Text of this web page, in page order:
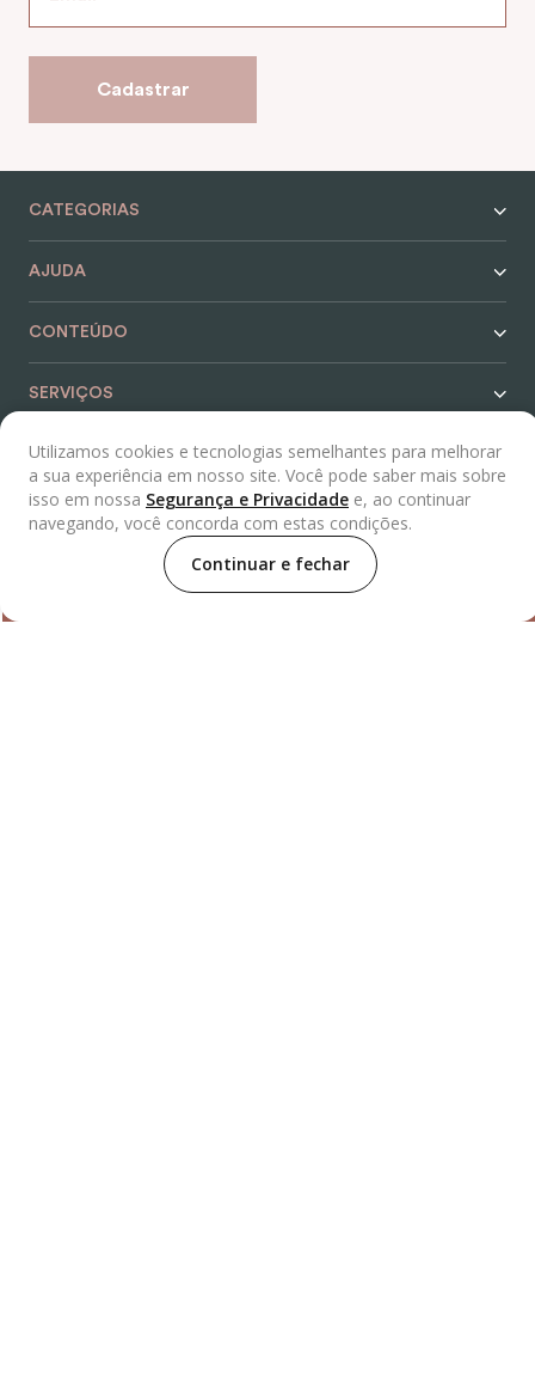
Utilizamos cookies e tecnologias semelhantes para melhorar
a sua experiência em nosso site. Você pode saber mais sobre
isso em nossa Segurança e Privacidade e, ao continuar
navegando, você concorda com estas condições.
Continuar e fechar
Cadastrar
CATEGORIAS
AJUDA
CONTEÚDO
SERVIÇOS
REDES SOCIAIS